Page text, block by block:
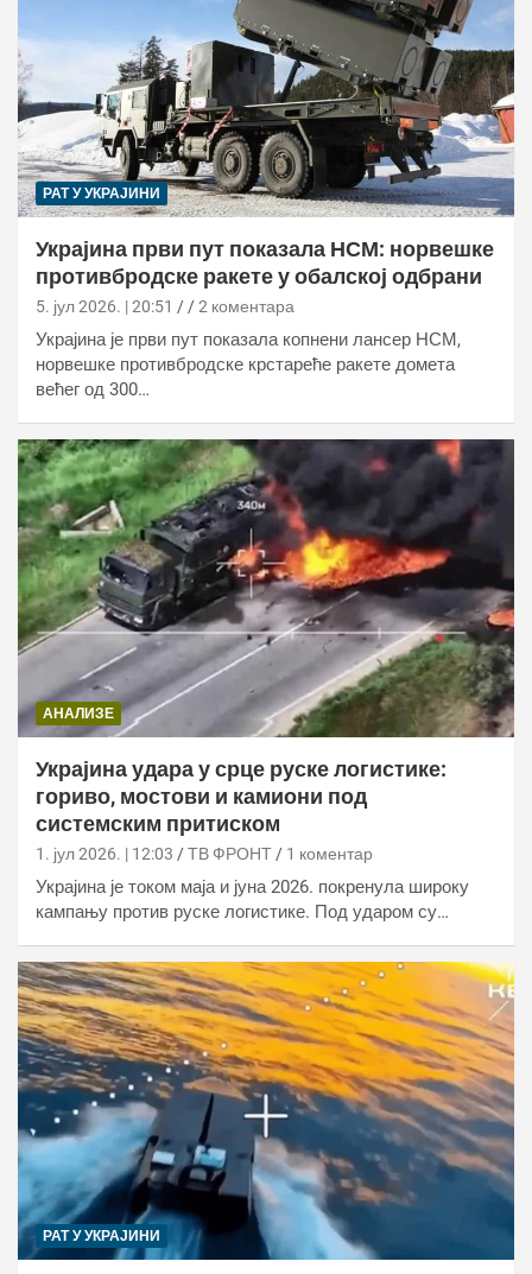
РАТ У УКРАЈИНИ
Украјина први пут показала НСМ: норвешке
противбродске ракете у обалској одбрани
5. јул 2026. | 20:51 2 коментара
Украјина је први пут показала копнени лансер НСМ,
норвешке противбродске крстареће ракете домета
већег од 300…
АНАЛИЗЕ
Украјина удара у срце руске логистике:
гориво, мостови и камиони под
системским притиском
1. јул 2026. | 12:03 ТВ ФРОНТ 1 коментар
Украјина је током маја и јуна 2026. покренула широку
кампању против руске логистике. Под ударом су…
РАТ У УКРАЈИНИ